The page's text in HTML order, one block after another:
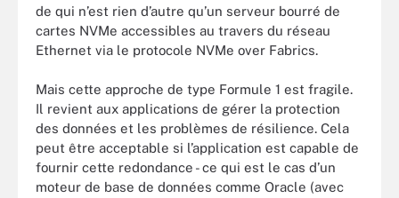
de qui n’est rien d’autre qu’un serveur bourré de
cartes NVMe accessibles au travers du réseau
Ethernet via le protocole NVMe over Fabrics.
Mais cette approche de type Formule 1 est fragile.
Il revient aux applications de gérer la protection
des données et les problèmes de résilience. Cela
peut être acceptable si l’application est capable de
fournir cette redondance - ce qui est le cas d’un
moteur de base de données comme Oracle (avec